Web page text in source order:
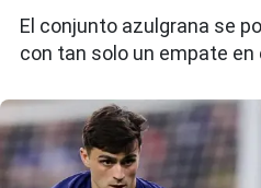
El conjunto azulgrana se
con tan solo un empate en